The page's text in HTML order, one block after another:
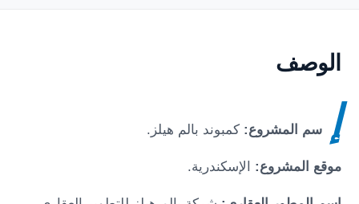
الوصف
إ سم المشروع:كمبوند بالم هيلز .
موقع المشروع: الإسكندرية.